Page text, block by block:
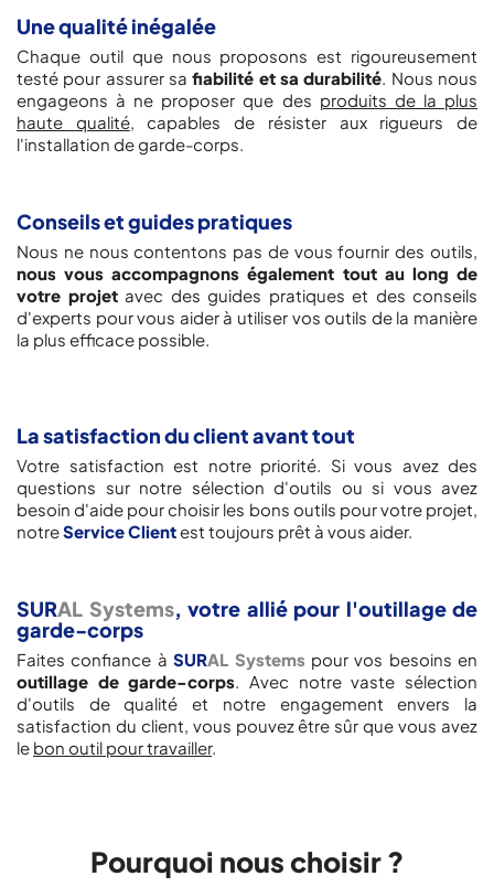
Une qualité inégalée
Chaque outil que nous proposons est rigoureusement
testé pour assurer safiabilité et sa durabilité . Nous nous
engageons à ne proposer que des produits de la plus
haute qualité, capables de résister aux rigueurs de
l'installation de garde-corps.
Conseils et guides pratiques
Nous ne nous contentons pas de vous fournir des outils,
nous vous accompagnons également tout au long de
votre projetavec des guides pratiques et des conseils
d'experts pour vous aider à utiliser vos outils de la manière
la plus efficace possible.
La satisfaction du client avant tout
Votre satisfaction est notre priorité. Si vous avez des
questions sur notre sélection d'outils ou si vous avez
besoin d'aide pour choisir les bons outils pour votre projet,
notreService Clientest toujours prêt à vous aider.
SURAL Systems, votre allié pour l'outillage de
garde-corps
Faites confiance àSURAL Systems pour vos besoins en
outillage de garde-corps . Avec notre vaste sélection
d'outils de qualité et notre engagement envers la
satisfaction du client, vous pouvez être sûr que vous avez
le bon outil pour travailler.
Pourquoi nous choisir ?